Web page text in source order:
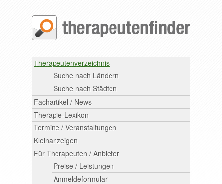
Therapeutenverzeichnis
Suche nach Ländern
Suche nach Städten
Fachartikel / News
Therapie-Lexikon
Termine / Veranstaltungen
Kleinanzeigen
Für Therapeuten / Anbieter
Preise / Leistungen
Anmeldeformular